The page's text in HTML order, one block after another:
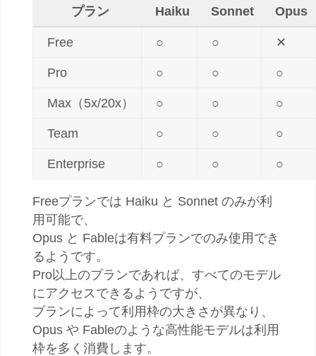
プラン Haiku Sonnet Opus
Free ○ ○ ✕
Pro ○ ○ ○
Max（5x/20x） ○ ○ ○
Team ○ ○ ○
Enterprise ○ ○ ○
Freeプランでは Haiku と Sonnet のみが利
用可能で、
Opus と Fableは有料プランでのみ使用でき
るようです。
Pro以上のプランであれば、すべてのモデル
にアクセスできるようですが、
プランによって利用枠の大きさが異なり、
Opus や Fableのような高性能モデルは利用
枠を多く消費します。